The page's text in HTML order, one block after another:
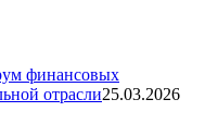
финансовых
отрасли25.03.2026